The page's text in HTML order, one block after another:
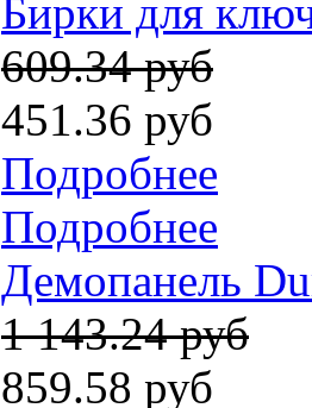
Бирки для
609.34 руб
451.36 руб
Подробнее
Подробнее
Демопанель
1 143.24 руб
859.58 руб